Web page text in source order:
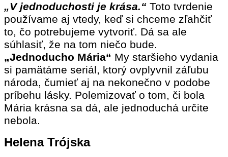
„V jednoduchosti je krása.“ Toto tvrdenie
používame aj vtedy, keď si chceme zľahčiť
to, čo potrebujeme vytvoriť. Dá sa ale
súhlasiť, že na tom niečo bude.
„Jednoducho Mária“ My staršieho vydania
si pamätáme seriál, ktorý ovplyvnil záľubu
národa, čumieť aj na nekonečno v podobe
príbehu lásky. Polemizovať o tom, či bola
Mária krásna sa dá, ale jednoduchá určite
nebola.
Helena Trójska